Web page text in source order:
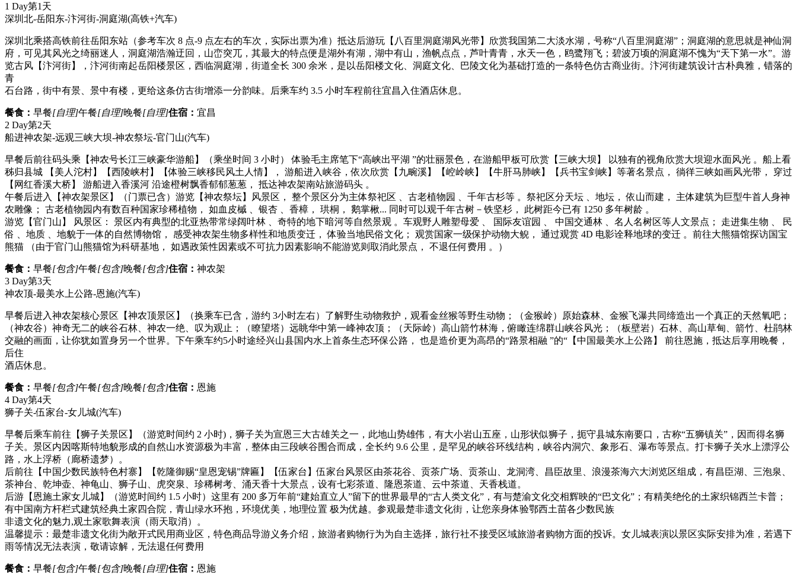
1 Day第1天
深圳北-岳阳东-汴河街-洞庭湖(高铁+汽车)
深圳北乘搭高铁前往岳阳东站（参考车次 8 点-9 点左右的车次，实际出票为准）抵达后游玩【八百里洞庭湖风光带】欣赏我国第二大淡水湖，号称“八百里洞庭湖”；洞庭湖的意思就是神仙洞
府，可见其风光之绮丽迷人，洞庭湖浩瀚迂回，山峦突兀，其最大的特点便是湖外有湖，湖中有山，渔帆点点，芦叶青青，水天一色，鸥鹭翔飞；碧波万顷的洞庭湖不愧为“天下第一水”。游
览古风【汴河街】，汴河街南起岳阳楼景区，西临洞庭湖，街道全长 300 余米，是以岳阳楼文化、洞庭文化、巴陵文化为基础打造的一条特色仿古商业街。汴河街建筑设计古朴典雅，错落的
青
石台路，街中有景、景中有楼，更给这条仿古街增添一分韵味。后乘车约 3.5 小时车程前往宜昌入住酒店休息。
餐食： 早餐[自理]午餐[自理]晚餐[自理]住宿： 宜昌
2 Day第2天
船进神农架-远观三峡大坝-神农祭坛-官门山(汽车)
早餐后前往码头乘【神农号长江三峡豪华游船】（乘坐时间 3 小时） 体验毛主席笔下“高峡出平湖 ”的壮丽景色，在游船甲板可欣赏【三峡大坝】 以独有的视角欣赏大坝迎水面风光 。船上看
秭归县城 【美人沱村】【西陵峡村】【体验三峡移民风土人情】， 游船进入峡谷，依次欣赏【九畹溪】【崆岭峡】【牛肝马肺峡】【兵书宝剑峡】等著名景点， 徜徉三峡如画风光带， 穿过
【网红香溪大桥】 游船进入香溪河 沿途橙树飘香郁郁葱葱， 抵达神农架南站旅游码头 。
午餐后进入【神农架景区】（门票已含）游览【神农祭坛】风景区， 整个景区分为主体祭祀区 、古老植物园 、千年古杉等 。祭祀区分天坛 、地坛， 依山而建， 主体建筑为巨型牛首人身神
农雕像； 古老植物园内有数百种国家珍稀植物， 如血皮槭 、银杏 、香樟， 珙桐， 鹅掌楸... 同时可以观千年古树－铁坚杉， 此树距今已有 1250 多年树龄 。
游览【官门山】 风景区： 景区内有典型的北亚热带常绿阔叶林 、奇特的地下暗河等自然景观 。车观野人雕塑母爱 、 国际友谊园 、 中国交通林 、名人名树区等人文景点； 走进集生物 、 民
俗 、地质 、地貌于一体的自然博物馆， 感受神农架生物多样性和地质变迁， 体验当地民俗文化； 观赏国家一级保护动物大鲵， 通过观赏 4D 电影诠释地球的变迁 。前往大熊猫馆探访国宝
熊猫 （由于官门山熊猫馆为科研基地， 如遇政策性因素或不可抗力因素影响不能游览则取消此景点， 不退任何费用 。）
餐食： 早餐[包含]午餐[包含]晚餐[包含]住宿： 神农架
3 Day第3天
神农顶-最美水上公路-恩施(汽车)
早餐后进入神农架核心景区【神农顶景区】（换乘车已含，游约 3小时左右）了解野生动物救护，观看金丝猴等野生动物；（金猴岭）原始森林、金猴飞瀑共同缔造出一个真正的天然氧吧；
（神农谷）神奇无二的峡谷石林、神农一绝、叹为观止；（瞭望塔）远眺华中第一峰神农顶；（天际岭）高山箭竹林海，俯瞰连绵群山峡谷风光；（板壁岩）石林、高山草甸、箭竹、杜鹃林
交融的画面，让你犹如置身另一个世界。下午乘车约5小时途经兴山县国内水上首条生态环保公路， 也是造价更为高昂的“路景相融 ”的“【中国最美水上公路】 前往恩施，抵达后享用晚餐，
后住
酒店休息。
餐食： 早餐[包含]午餐[包含]晚餐[包含]住宿： 恩施
4 Day第4天
狮子关-伍家台-女儿城(汽车)
早餐后乘车前往【狮子关景区】（游览时间约 2 小时)，狮子关为宣恩三大古雄关之一，此地山势雄伟，有大小岩山五座，山形状似狮子，扼守县城东南要口，古称“五狮镇关”，因而得名狮
子关。景区内因喀斯特地貌形成的自然山水资源极为丰富，整体由三段峡谷围合而成，全长约 9.6 公里，是罕见的峡谷环线结构，峡谷内洞穴、象形石、瀑布等景点。打卡狮子关水上漂浮公
路，水上浮桥（廊桥遗梦）。
后前往【中国少数民族特色村寨】【乾隆御赐“皇恩宠锡”牌匾】【伍家台】伍家台风景区由茶花谷、贡茶广场、贡茶山、龙洞湾、昌臣故里、浪漫茶海六大浏览区组成，有昌臣湖、三泡泉、
茶神台、乾坤壶、神龟山、狮子山、虎突泉、珍稀树考、涌天香十大景点，设有七彩茶道、隆恩茶道、云中茶道、天香栈道。
后游【恩施土家女儿城】（游览时间约 1.5 小时）这里有 200 多万年前“建始直立人”留下的世界最早的“古人类文化”，有与楚渝文化交相辉映的“巴文化”；有精美绝伦的土家织锦西兰卡普；
有中国南方杆栏式建筑经典土家四合院，青山绿水环抱，环境优美，地理位置 极为优越。参观最楚非遗文化街，让您亲身体验鄂西土苗各少数民族
非遗文化的魅力,观土家歌舞表演（雨天取消）。
温馨提示：最楚非遗文化街为敞开式民用商业区，特色商品导游义务介绍，旅游者购物行为为自主选择，旅行社不接受区域旅游者购物方面的投诉。女儿城表演以景区实际安排为准，若遇下
雨等情况无法表演，敬请谅解，无法退任何费用
餐食： 早餐[包含]午餐[包含]晚餐[自理]住宿： 恩施